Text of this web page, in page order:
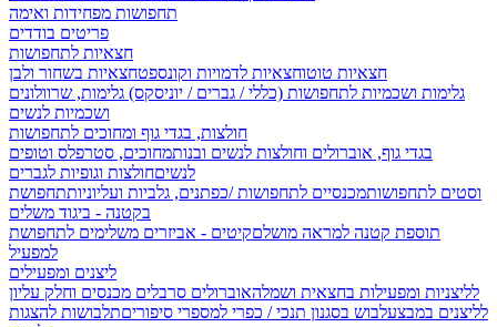
תחפושות מפחידות ואימה
פריטים בודדים
חצאיות לתחפושות
חצאיות טוטוחצאיות לדמויות וקונספטחצאיות בשחור ולבן
גלימות ושכמיות לתחפושות (כללי / גברים / יוניסקס) גלימות, שרוולונים
ושכמיות לנשים
חולצות, בגדי גוף ומחוכים לתחפושות
בגדי גוף, אוברולים וחולצות לנשים ובנותמחוכים, סטרפלס וטופים
לנשיםחולצות וגופיות לגברים
וסטים לתחפושותמכנסיים לתחפושות /כפתנים, גלביות ועליוניותתחפושת
בקטנה - ביגוד משלים
תוספת קטנה למראה מושלםקיטים - אביזרים משלימים לתחפושת
למפעיל
ליצנים ומפעילים
לליצניות ומפעילות בחצאית ושמלהאוברולים סרבלים מכנסים וחלק עליון
לליצנים במבצעלבוש בסגנון תנכי / כפרי למספרי סיפוריםתלבושות להצגות